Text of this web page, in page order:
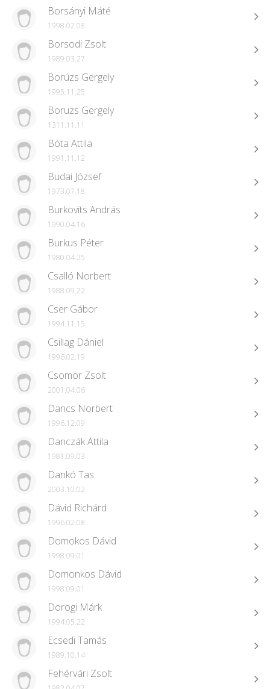
Borsányi Máté
1998.02.08
Borsodi Zsolt
1989.03.27
Borúzs Gergely
1995.11.25
Boruzs Gergely
1311.11.11
Bóta Attila
1991.11.12
Budai József
1973.07.18
Burkovits András
1990.04.16
Burkus Péter
1980.04.25
Csalló Norbert
1988.09.22
Cser Gábor
1994.11.15
Csillag Dániel
1996.02.19
Csomor Zsolt
2001.04.06
Dancs Norbert
1996.12.09
Danczák Attila
1981.09.03
Dankó Tas
2003.10.02
Dávid Richárd
1996.02.08
Domokos Dávid
1998.09.01
Domonkos Dávid
1998.09.01
Dorogi Márk
1994.05.22
Ecsedi Tamás
1989.10.14
Fehérvári Zsolt